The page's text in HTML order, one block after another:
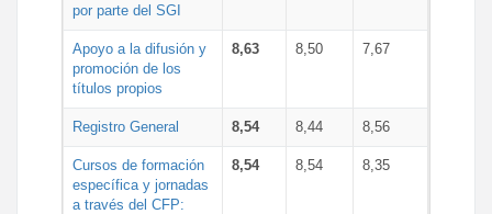
por parte del SGI
Apoyo a la difusión y
promoción de los
títulos propios
8,63 8,50 7,67
Registro General 8,54 8,44 8,56
Cursos de formación
específica y jornadas
a través del CFP:
8,54 8,54 8,35